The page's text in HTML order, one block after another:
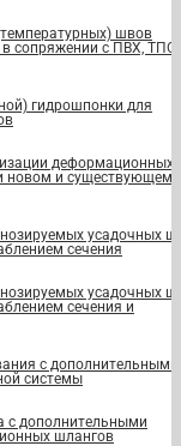
швов
сопряжении с ПВХ, ТПО
гидрошпонки для
деформационных
новом и существующем
усадочных
сечения
усадочных
сечения и
с дополнительными
системы
с дополнительными
шлангов